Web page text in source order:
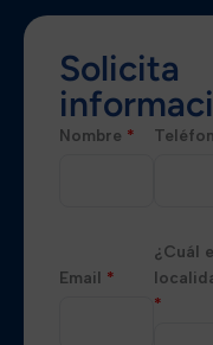
Solicita
Nombre *
Email *
¿Cuál
*